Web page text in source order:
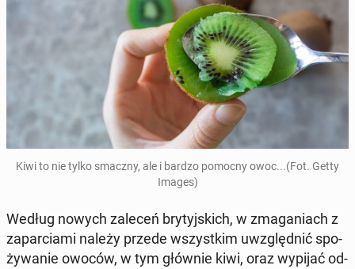
Kiwi to nie tylko smaczny, ale i bardzo pomocny owoc...(Fot. Getty
Images)
Według nowych zaleceń bry­tyj­skich, w zma­ga­niach z
za­par­cia­mi należy przede wszyst­kim uwzględ­nić spo­
ży­wa­nie owoców, w tym głównie kiwi, oraz wypijać od­